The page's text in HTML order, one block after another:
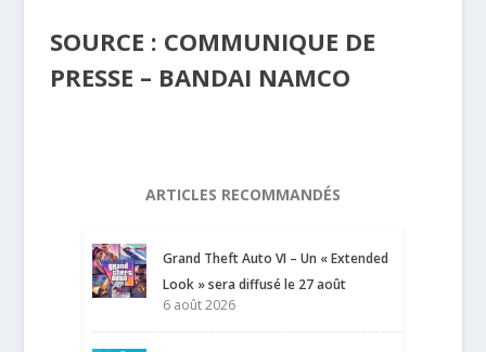
SOURCE : COMMUNIQUE DE
PRESSE – BANDAI NAMCO
ARTICLES RECOMMANDÉS
Grand Theft Auto VI – Un « Extended
Look » sera diffusé le 27 août
6 août 2026